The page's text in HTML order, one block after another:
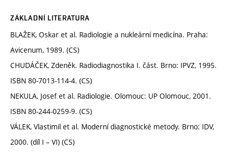
ZÁKLADNÍ LITERATURA
BLAŽEK, Oskar et al. Radiologie a nukleární medicína. Praha:
Avicenum, 1989. (CS)
CHUDÁČEK, Zdeněk. Radiodiagnostika I. část. Brno: IPVZ, 1995.
ISBN 80-7013-114-4. (CS)
NEKULA, Josef et al. Radiologie. Olomouc: UP Olomouc, 2001.
ISBN 80-244-0259-9. (CS)
VÁLEK, Vlastimil et al. Moderní diagnostické metody. Brno: IDV,
2000. (díl I – VI) (CS)